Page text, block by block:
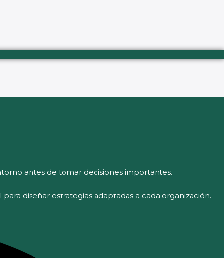
antes de tomar decisiones importantes.
diseñar estrategias adaptadas a cada organización.